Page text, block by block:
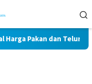
Pakan dan Telur